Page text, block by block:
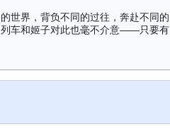
世界，背负不同的过往，奔赴不同的
列车和姬子对此也毫不介意——只要有